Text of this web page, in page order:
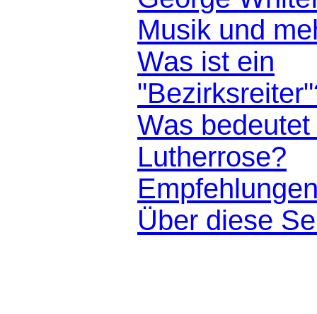
Musik und
Was ist ein
Was bedeutet
Lutherrose?
Über diese